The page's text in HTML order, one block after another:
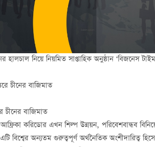
নিয়ে নিয়মিত সাপ্তাহিক অনুষ্ঠান ‘বিজনেস
চীনের বাজিমাত
চীনের বাজিমাত
করিডোর এখন শিল্প উন্নয়ন, পরিবেশবান্ধব
বিশ্বের অন্যতম গুরুত্বপূর্ণ অর্থনৈতিক অংশীদারিত্ব